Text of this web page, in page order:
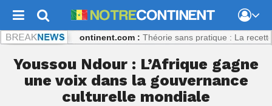
Notrecontinent.com : Théorie sans pratique : La recette du
Youssou Ndour : L’Afrique gagne
une voix dans la gouvernance
culturelle mondiale